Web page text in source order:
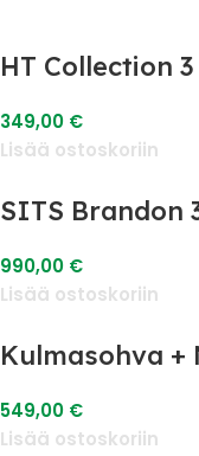
HT Collection
349,00 €
Lisää ostoskoriin
SITS Brandon
990,00 €
Lisää ostoskoriin
Kulmasohva +
549,00 €
Lisää ostoskoriin